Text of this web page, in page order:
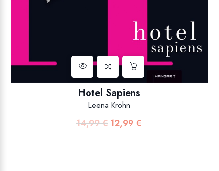
Hotel Sapiens
Leena Krohn
14,99€ Izvorna
12,99 €